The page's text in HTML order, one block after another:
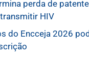
perda de
HIV
do Encceja 2026